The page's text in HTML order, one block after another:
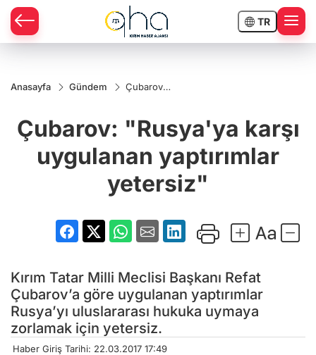
TR
Anasayfa Gündem
Çubarov:
uygulanan
yaptırımlar
Çubarov: "Rusya'ya karşı
uygulanan yaptırımlar
yetersiz"
Kırım Tatar Milli Meclisi Başkanı Refat
Çubarov’a göre uygulanan yaptırımlar
Rusya’yı uluslararası hukuka uymaya
zorlamak için yetersiz.
Haber Giriş Tarihi: 22.03.2017 17:49